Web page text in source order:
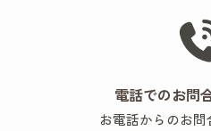
電話でのお問
お電話からのお